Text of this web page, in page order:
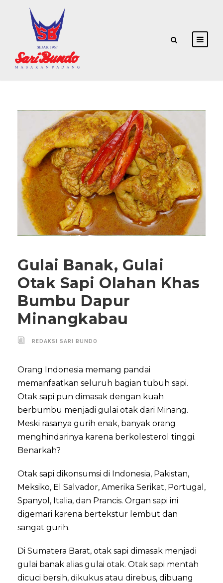
Gulai Banak, Gulai
Otak Sapi Olahan Khas
Bumbu Dapur
Minangkabau
REDAKSI SARI BUNDO
Orang Indonesia memang pandai
memanfaatkan seluruh bagian tubuh sapi.
Otak sapi pun dimasak dengan kuah
berbumbu menjadi gulai otak dari Minang.
Meski rasanya gurih enak, banyak orang
menghindarinya karena berkolesterol tinggi.
Benarkah?
Otak sapi dikonsumsi di Indonesia, Pakistan,
Meksiko, El Salvador, Amerika Serikat, Portugal,
Spanyol, Italia, dan Prancis. Organ sapi ini
digemari karena bertekstur lembut dan
sangat gurih.
Di Sumatera Barat, otak sapi dimasak menjadi
gulai banak alias gulai otak. Otak sapi mentah
dicuci bersih, dikukus atau direbus, dibuang